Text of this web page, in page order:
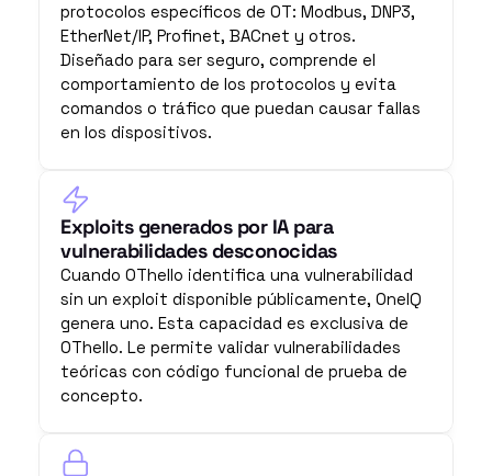
protocolos específicos de OT: Modbus, DNP3,
EtherNet/IP, Profinet, BACnet y otros.
Diseñado para ser seguro, comprende el
comportamiento de los protocolos y evita
comandos o tráfico que puedan causar fallas
en los dispositivos.
Exploits generados por IA para
vulnerabilidades desconocidas
Cuando OThello identifica una vulnerabilidad
sin un exploit disponible públicamente, OneIQ
genera uno. Esta capacidad es exclusiva de
OThello. Le permite validar vulnerabilidades
teóricas con código funcional de prueba de
concepto.